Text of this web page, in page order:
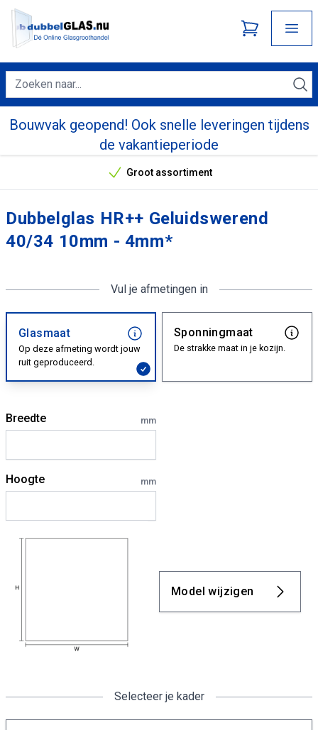
Bouwvak geopend! Ook snelle leveringen tijdens
de vakantieperiode
Onze unieke verkoopargumenten
Groot assortiment
Dubbelglas HR++ Geluidswerend
40/34 10mm - 4mm*
Vul je afmetingen in
Glasmaat
Op deze afmeting wordt jouw
ruit geproduceerd.
Sponningmaat
De strakke maat in je kozijn.
Breedte mm
Hoogte mm
Model wijzigen
Selecteer je kader